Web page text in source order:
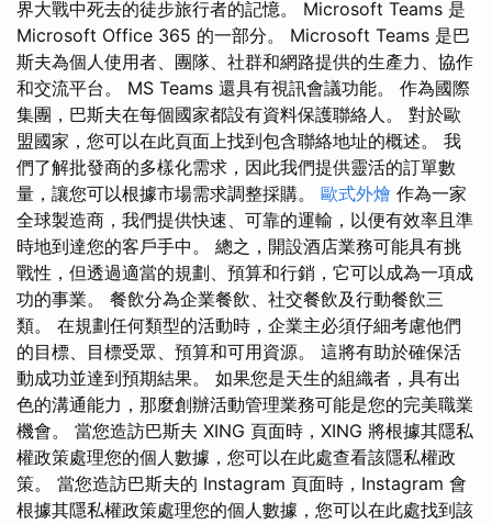
界大戰中死去的徒步旅行者的記憶。 Microsoft Teams 是
Microsoft Office 365 的一部分。 Microsoft Teams 是巴
斯夫為個人使用者、團隊、社群和網路提供的生產力、協作
和交流平台。 MS Teams 還具有視訊會議功能。 作為國際
集團，巴斯夫在每個國家都設有資料保護聯絡人。 對於歐
盟國家，您可以在此頁面上找到包含聯絡地址的概述。 我
們了解批發商的多樣化需求，因此我們提供靈活的訂單數
量，讓您可以根據市場需求調整採購。 歐式外燴 作為一家
全球製造商，我們提供快速、可靠的運輸，以便有效率且準
時地到達您的客戶手中。 總之，開設酒店業務可能具有挑
戰性，但透過適當的規劃、預算和行銷，它可以成為一項成
功的事業。 餐飲分為企業餐飲、社交餐飲及行動餐飲三
類。 在規劃任何類型的活動時，企業主必須仔細考慮他們
的目標、目標受眾、預算和可用資源。 這將有助於確保活
動成功並達到預期結果。 如果您是天生的組織者，具有出
色的溝通能力，那麼創辦活動管理業務可能是您的完美職業
機會。 當您造訪巴斯夫 XING 頁面時，XING 將根據其隱私
權政策處理您的個人數據，您可以在此處查看該隱私權政
策。 當您造訪巴斯夫的 Instagram 頁面時，Instagram 會
根據其隱私權政策處理您的個人數據，您可以在此處找到該